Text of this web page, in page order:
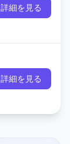
詳細を見る
詳細を見る